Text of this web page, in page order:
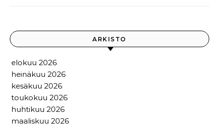
ARKISTO
elokuu 2026
heinäkuu 2026
kesäkuu 2026
toukokuu 2026
huhtikuu 2026
maaliskuu 2026